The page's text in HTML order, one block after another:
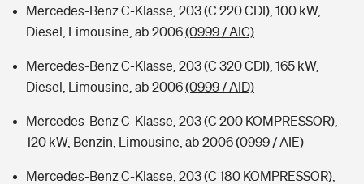
Mercedes-Benz C-Klasse, 203 (C 220 CDI), 100 kW,
Diesel, Limousine, ab 2006(0999 / AIC)
Mercedes-Benz C-Klasse, 203 (C 320 CDI), 165 kW,
Diesel, Limousine, ab 2006(0999 / AID)
Mercedes-Benz C-Klasse, 203 (C 200 KOMPRESSOR),
120 kW, Benzin, Limousine, ab 2006(0999 / AIE)
Mercedes-Benz C-Klasse, 203 (C 180 KOMPRESSOR),